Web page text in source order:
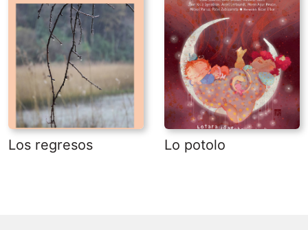
Los regresos Lo potolo